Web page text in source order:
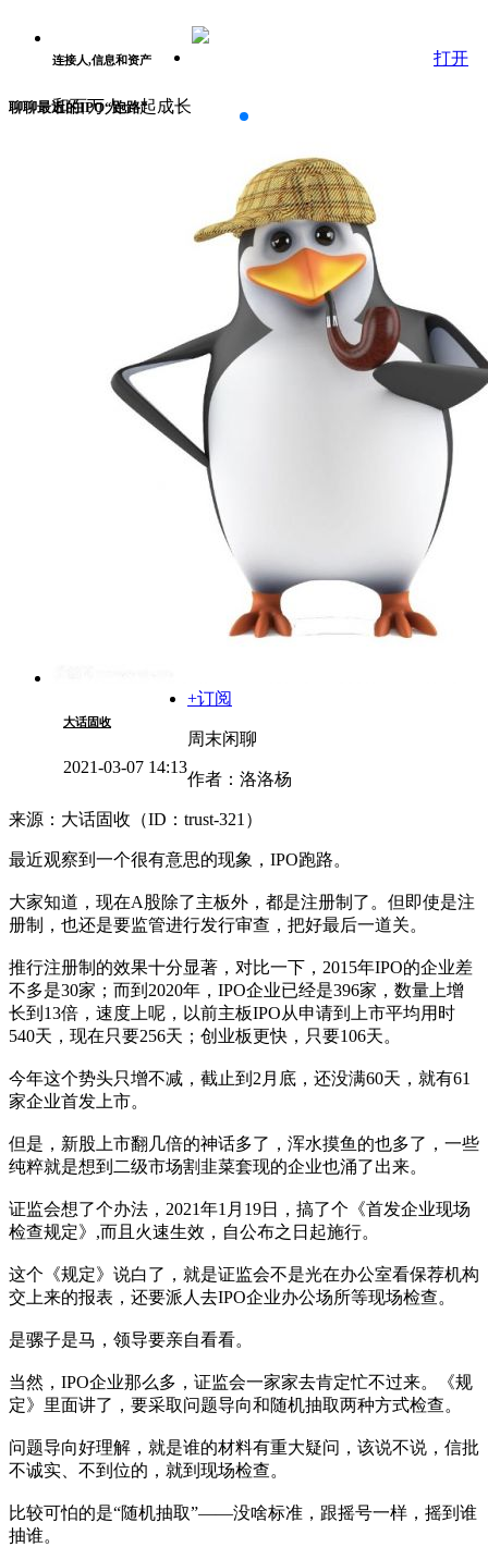
连接人,信息和资产
和百万人一起成长
打开
聊聊最近的IPO“跑路”
大话固收
2021-03-07 14:13
+订阅
周末闲聊
作者：洛洛杨
来源：大话固收（ID：trust-321）
最近观察到一个很有意思的现象，IPO跑路。
大家知道，现在A股除了主板外，都是注册制了。但即使是注
册制，也还是要监管进行发行审查，把好最后一道关。
推行注册制的效果十分显著，对比一下，2015年IPO的企业差
不多是30家；而到2020年，IPO企业已经是396家，数量上增
长到13倍，速度上呢，以前主板IPO从申请到上市平均用时
540天，现在只要256天；创业板更快，只要106天。
今年这个势头只增不减，截止到2月底，还没满60天，就有61
家企业首发上市。
但是，新股上市翻几倍的神话多了，浑水摸鱼的也多了，一些
纯粹就是想到二级市场割韭菜套现的企业也涌了出来。
证监会想了个办法，2021年1月19日，搞了个《首发企业现场
检查规定》,而且火速生效，自公布之日起施行。
这个《规定》说白了，就是证监会不是光在办公室看保荐机构
交上来的报表，还要派人去IPO企业办公场所等现场检查。
是骡子是马，领导要亲自看看。
当然，IPO企业那么多，证监会一家家去肯定忙不过来。《规
定》里面讲了，要采取问题导向和随机抽取两种方式检查。
问题导向好理解，就是谁的材料有重大疑问，该说不说，信批
不诚实、不到位的，就到现场检查。
比较可怕的是“随机抽取”——没啥标准，跟摇号一样，摇到谁
抽谁。